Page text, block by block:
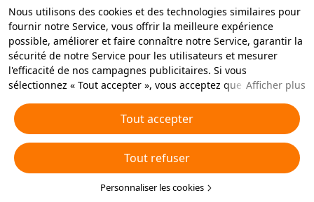
Nous utilisons des cookies et des technologies similaires pour
fournir notre Service, vous offrir la meilleure expérience
possible, améliorer et faire connaître notre Service, garantir la
sécurité de notre Service pour les utilisateurs et mesurer
l'efficacité de nos campagnes publicitaires. Si vous
sélectionnez « Tout accepter », vous acceptez que nous et nos
similaires sur votre appareil à des fins publicitaires. Vous
pouvez aussi « rejeter tous » les cookies non essentiels ou
choisir les types de cookies que vous souhaitez accepter ou
rejeter à tout moment dans vos paramètres de confidentialité
ou en cliquant sur « Personnaliser les cookies » ci-dessous.
Pour plus de détails, consultez notrePolitique relative aux
Afficher plus
Tout accepter
Tout refuser
Personnaliser les cookies